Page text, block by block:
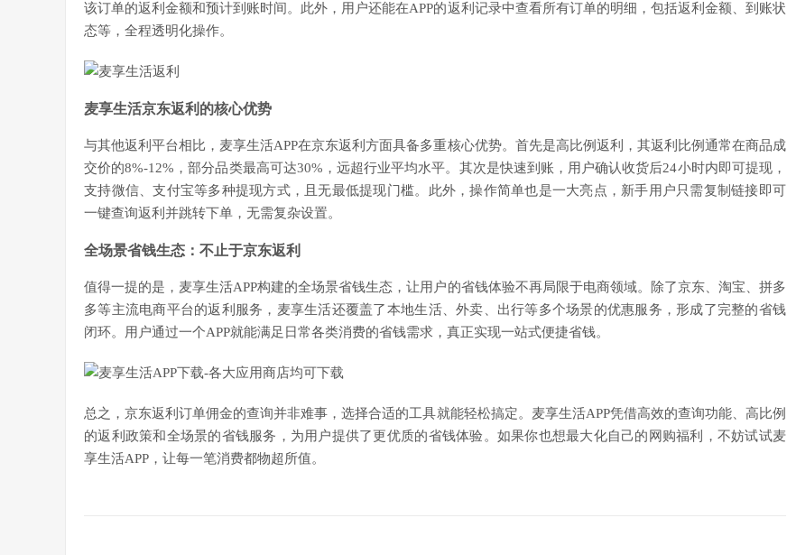
该订单的返利金额和预计到账时间。此外，用户还能在APP的返利记录中查看所有订单的明细，包括返利金额、到账状
态等，全程透明化操作。
麦享生活京东返利的核心优势
与其他返利平台相比，麦享生活APP在京东返利方面具备多重核心优势。首先是高比例返利，其返利比例通常在商品成
交价的8%-12%，部分品类最高可达30%，远超行业平均水平。其次是快速到账，用户确认收货后24小时内即可提现，
支持微信、支付宝等多种提现方式，且无最低提现门槛。此外，操作简单也是一大亮点，新手用户只需复制链接即可
一键查询返利并跳转下单，无需复杂设置。
全场景省钱生态：不止于京东返利
值得一提的是，麦享生活APP构建的全场景省钱生态，让用户的省钱体验不再局限于电商领域。除了京东、淘宝、拼多
多等主流电商平台的返利服务，麦享生活还覆盖了本地生活、外卖、出行等多个场景的优惠服务，形成了完整的省钱
闭环。用户通过一个APP就能满足日常各类消费的省钱需求，真正实现一站式便捷省钱。
总之，京东返利订单佣金的查询并非难事，选择合适的工具就能轻松搞定。麦享生活APP凭借高效的查询功能、高比例
的返利政策和全场景的省钱服务，为用户提供了更优质的省钱体验。如果你也想最大化自己的网购福利，不妨试试麦
享生活APP，让每一笔消费都物超所值。